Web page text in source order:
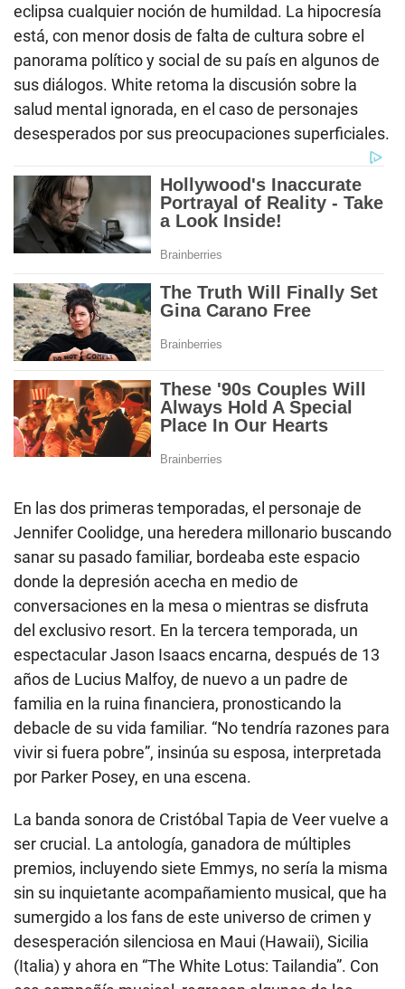
eclipsa cualquier noción de humildad. La hipocresía
está, con menor dosis de falta de cultura sobre el
panorama político y social de su país en algunos de
sus diálogos. White retoma la discusión sobre la
salud mental ignorada, en el caso de personajes
desesperados por sus preocupaciones superficiales.
En las dos primeras temporadas, el personaje de
Jennifer Coolidge, una heredera millonario buscando
sanar su pasado familiar, bordeaba este espacio
donde la depresión acecha en medio de
conversaciones en la mesa o mientras se disfruta
del exclusivo resort. En la tercera temporada, un
espectacular Jason Isaacs encarna, después de 13
años de Lucius Malfoy, de nuevo a un padre de
familia en la ruina financiera, pronosticando la
debacle de su vida familiar. “No tendría razones para
vivir si fuera pobre”, insinúa su esposa, interpretada
por Parker Posey, en una escena.
La banda sonora de Cristóbal Tapia de Veer vuelve a
ser crucial. La antología, ganadora de múltiples
premios, incluyendo siete Emmys, no sería la misma
sin su inquietante acompañamiento musical, que ha
sumergido a los fans de este universo de crimen y
desesperación silenciosa en Maui (Hawaii), Sicilia
(Italia) y ahora en “The White Lotus: Tailandia”. Con